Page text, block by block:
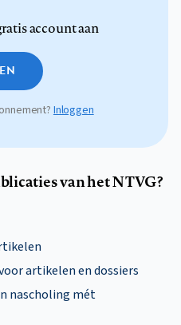
account aan
Inloggen
van het NTVG?
artikelen en dossiers
nascholing mét